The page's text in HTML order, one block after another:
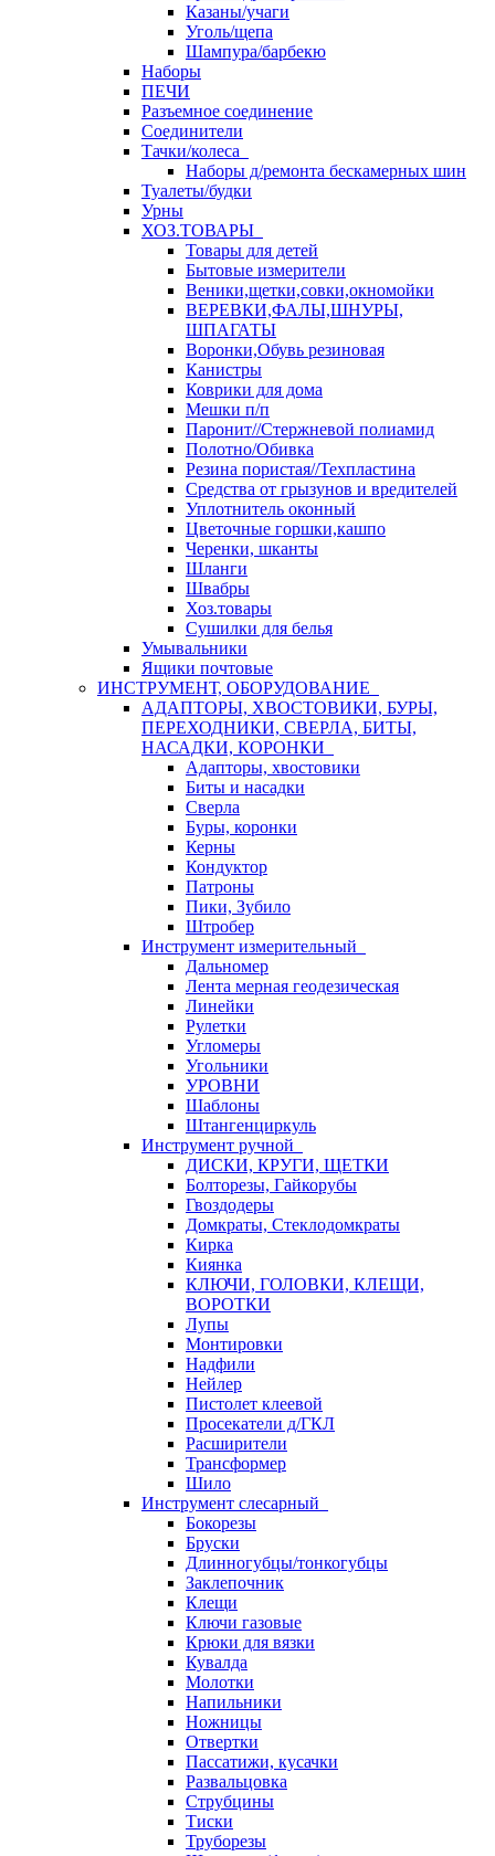
Казаны/учаги
Уголь/щепа
Шампура/барбекю
Наборы
ПЕЧИ
Разъемное соединение
Соединители
Тачки/колеса
Наборы д/ремонта бескамерных шин
Туалеты/будки
Урны
ХОЗ.ТОВАРЫ
Товары для детей
Бытовые измерители
Веники,щетки,совки,окномойки
ВЕРЕВКИ,ФАЛЫ,ШНУРЫ,
ШПАГАТЫ
Воронки,Обувь резиновая
Канистры
Коврики для дома
Мешки п/п
Паронит//Стержневой полиамид
Полотно/Обивка
Резина пористая//Техпластина
Средства от грызунов и вредителей
Уплотнитель оконный
Цветочные горшки,кашпо
Черенки, шканты
Шланги
Швабры
Хоз.товары
Сушилки для белья
Умывальники
Ящики почтовые
ИНСТРУМЕНТ, ОБОРУДОВАНИЕ
АДАПТОРЫ, ХВОСТОВИКИ, БУРЫ,
ПЕРЕХОДНИКИ, СВЕРЛА, БИТЫ,
НАСАДКИ, КОРОНКИ
Адапторы, хвостовики
Биты и насадки
Сверла
Буры, коронки
Керны
Кондуктор
Патроны
Пики, Зубило
Штробер
Инструмент измерительный
Дальномер
Лента мерная геодезическая
Линейки
Рулетки
Угломеры
Угольники
УРОВНИ
Шаблоны
Штангенциркуль
Инструмент ручной
ДИСКИ, КРУГИ, ЩЕТКИ
Болторезы, Гайкорубы
Гвоздодеры
Домкраты, Стеклодомкраты
Кирка
Киянка
КЛЮЧИ, ГОЛОВКИ, КЛЕЩИ,
ВОРОТКИ
Лупы
Монтировки
Надфили
Нейлер
Пистолет клеевой
Просекатели д/ГКЛ
Расширители
Трансформер
Шило
Инструмент слесарный
Бокорезы
Бруски
Длинногубцы/тонкогубцы
Заклепочник
Клещи
Ключи газовые
Крюки для вязки
Кувалда
Молотки
Напильники
Ножницы
Отвертки
Пассатижи, кусачки
Развальцовка
Струбцины
Тиски
Труборезы